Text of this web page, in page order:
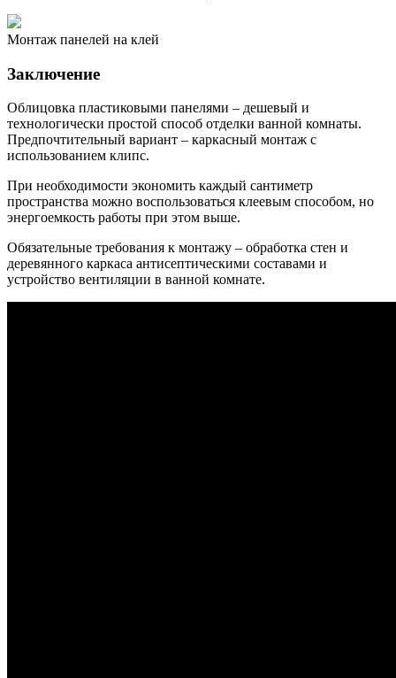
Монтаж панелей на клей
Заключение
Облицовка пластиковыми панелями – дешевый и
технологически простой способ отделки ванной комнаты.
Предпочтительный вариант – каркасный монтаж с
использованием клипс.
При необходимости экономить каждый сантиметр
пространства можно воспользоваться клеевым способом, но
энергоемкость работы при этом выше.
Обязательные требования к монтажу – обработка стен и
деревянного каркаса антисептическими составами и
устройство вентиляции в ванной комнате.